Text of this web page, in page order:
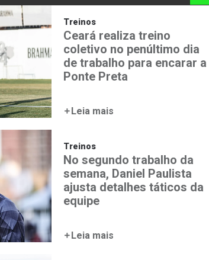
Treinos
Ceará realiza treino
coletivo no penúltimo dia
de trabalho para encarar a
Ponte Preta
Leia mais
Treinos
No segundo trabalho da
semana, Daniel Paulista
ajusta detalhes táticos da
equipe
Leia mais